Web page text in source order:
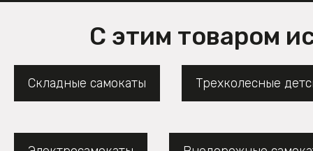
С этим товаром
Складные самокаты Трехколесные